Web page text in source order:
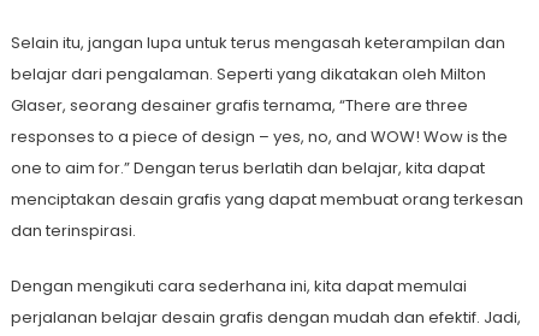
Selain itu, jangan lupa untuk terus mengasah keterampilan dan
belajar dari pengalaman. Seperti yang dikatakan oleh Milton
Glaser, seorang desainer grafis ternama, “There are three
responses to a piece of design – yes, no, and WOW! Wow is the
one to aim for.” Dengan terus berlatih dan belajar, kita dapat
menciptakan desain grafis yang dapat membuat orang terkesan
dan terinspirasi.
Dengan mengikuti cara sederhana ini, kita dapat memulai
perjalanan belajar desain grafis dengan mudah dan efektif. Jadi,